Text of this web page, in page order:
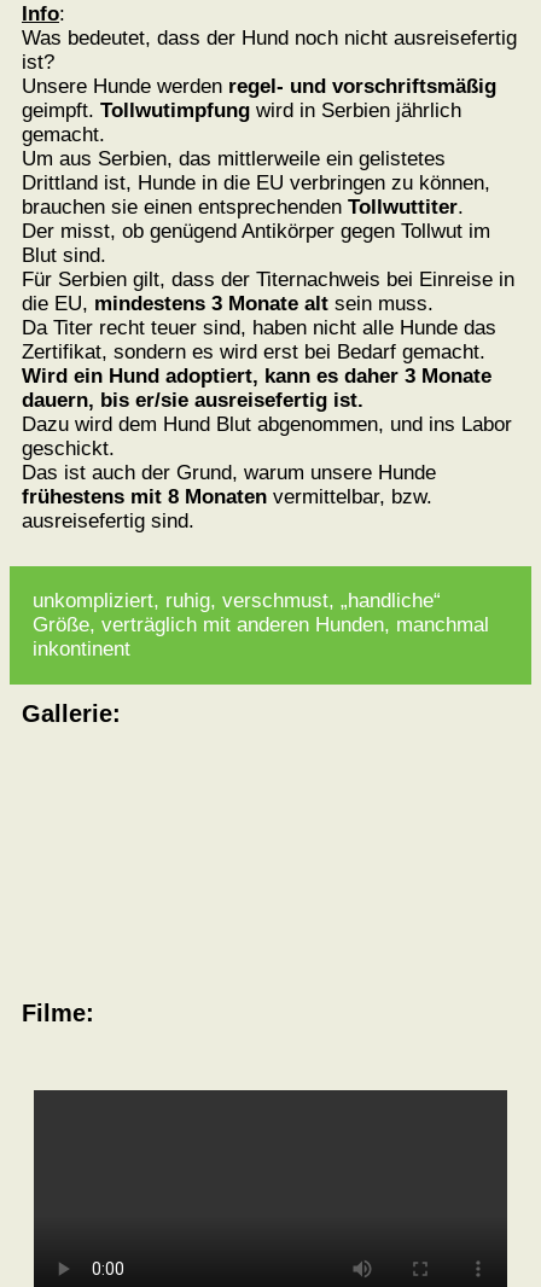
Info:
Was bedeutet, dass der Hund noch nicht ausreisefertig
ist?
Unsere Hunde werden regel- und vorschriftsmäßig
geimpft. Tollwutimpfung wird in Serbien jährlich
gemacht.
Um aus Serbien, das mittlerweile ein gelistetes
Drittland ist, Hunde in die EU verbringen zu können,
brauchen sie einen entsprechenden Tollwuttiter.
Der misst, ob genügend Antikörper gegen Tollwut im
Blut sind.
Für Serbien gilt, dass der Titernachweis bei Einreise in
die EU, mindestens 3 Monate alt sein muss.
Da Titer recht teuer sind, haben nicht alle Hunde das
Zertifikat, sondern es wird erst bei Bedarf gemacht.
Wird ein Hund adoptiert, kann es daher 3 Monate
dauern, bis er/sie ausreisefertig ist.
Dazu wird dem Hund Blut abgenommen, und ins Labor
geschickt.
Das ist auch der Grund, warum unsere Hunde
frühestens mit 8 Monaten vermittelbar, bzw.
ausreisefertig sind.
unkompliziert, ruhig, verschmust, „handliche“
Größe, verträglich mit anderen Hunden, manchmal
inkontinent
Gallerie:
Filme: